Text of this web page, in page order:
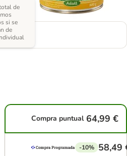
de
si se
de
Compra puntual 64,99 €
-10% 58,49